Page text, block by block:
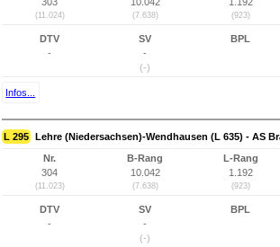
(11.024) (7.638) (923)
DTV
-
SV
-
(-)
BPL
Infos...
L 295 Lehre (Niedersachsen)-Wendhausen (L 635) - AS
Nr.
304
(11.023)
B-Rang
10.042
(7.638)
L-Rang
1.192
(923)
DTV
-
SV
-
(-)
BPL